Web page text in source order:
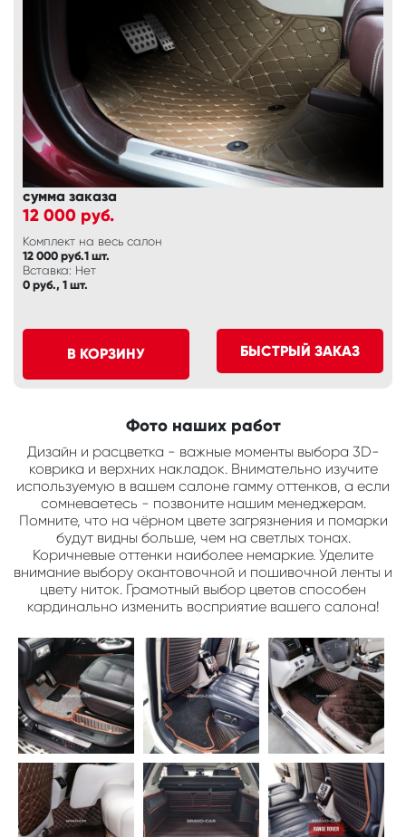
сумма заказа
12 000 руб.
Комплект на весь салон
12 000 руб.1 шт.
Вставка: Нет
0 руб., 1 шт.
В КОРЗИНУ БЫСТРЫЙ ЗАКАЗ
Фото наших работ
Дизайн и расцветка - важные моменты выбора 3D-
коврика и верхних накладок. Внимательно изучите
используемую в вашем салоне гамму оттенков, а если
сомневаетесь - позвоните нашим менеджерам.
Помните, что на чёрном цвете загрязнения и помарки
будут видны больше, чем на светлых тонах.
Коричневые оттенки наиболее немаркие. Уделите
внимание выбору окантовочной и пошивочной ленты и
цвету ниток. Грамотный выбор цветов способен
кардинально изменить восприятие вашего салона!